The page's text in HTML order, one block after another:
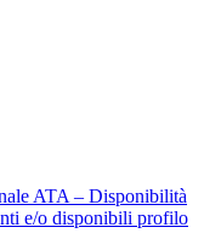
ATA – Disponibilità
e/o disponibili profilo